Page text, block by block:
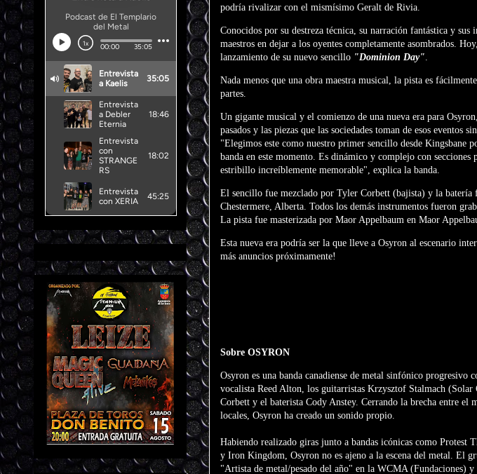
podría rivalizar con el mismísimo Geralt de Rivia.
Conocidos por su destreza técnica, su narración fantástica y sus
maestros en dejar a los oyentes completamente asombrados.
lanzamiento de su nuevo sencillo "Dominion Day".
Nada menos que una obra maestra musical, la pista es
partes.
Un gigante musical y el comienzo de una nueva era para
pasados y las piezas que las sociedades toman de esos eventos
"Elegimos este como nuestro primer sencillo desde Kingsbane
banda en este momento. Es dinámico y complejo con secciones
estribillo increíblemente memorable", explica la banda.
El sencillo fue mezclado por Tyler Corbett (bajista) y la
Chestermere, Alberta. Todos los demás instrumentos fueron
La pista fue masterizada por Maor Appelbaum en Maor
Esta nueva era podría ser la que lleve a Osyron al escenario
más anuncios próximamente!
Sobre OSYRON
Osyron es una banda canadiense de metal sinfónico
vocalista Reed Alton, los guitarristas Krzysztof Stalmach
Corbett y el baterista Cody Anstey. Cerrando la brecha entre el
locales, Osyron ha creado un sonido propio.
Habiendo realizado giras junto a bandas icónicas como
y Iron Kingdom, Osyron no es ajeno a la escena del metal. El
"Artista de metal/pesado del año" en la WCMA (Fundaciones)